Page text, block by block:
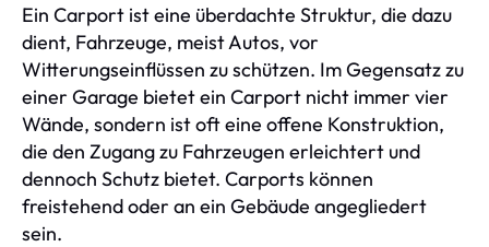
Ein Carport ist eine überdachte Struktur, die dazu
dient, Fahrzeuge, meist Autos, vor
Witterungseinflüssen zu schützen. Im Gegensatz zu
einer Garage bietet ein Carport nicht immer vier
Wände, sondern ist oft eine offene Konstruktion,
die den Zugang zu Fahrzeugen erleichtert und
dennoch Schutz bietet. Carports können
freistehend oder an ein Gebäude angegliedert
sein.